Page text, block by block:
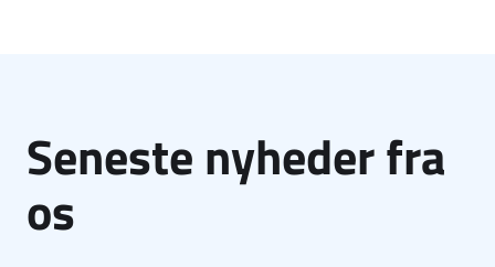
Seneste nyheder fra
os